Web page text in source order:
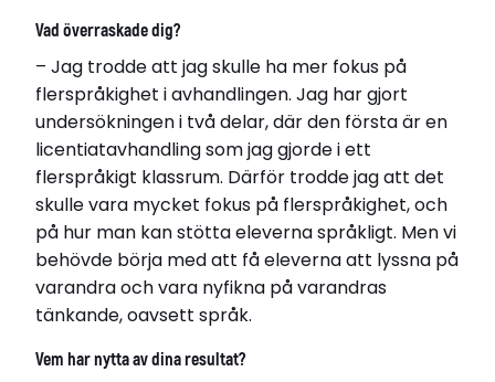
Vad överraskade dig?
– Jag trodde att jag skulle ha mer fokus på
flerspråkighet i avhandlingen. Jag har gjort
undersökningen i två delar, där den första är en
licentiatavhandling som jag gjorde i ett
flerspråkigt klassrum. Därför trodde jag att det
skulle vara mycket fokus på flerspråkighet, och
på hur man kan stötta eleverna språkligt. Men vi
behövde börja med att få eleverna att lyssna på
varandra och vara nyfikna på varandras
tänkande, oavsett språk.
Vem har nytta av dina resultat?